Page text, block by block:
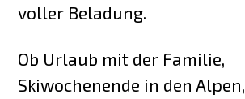
voller Beladung.
Ob Urlaub mit der Familie,
Skiwochenende in den Alpen,